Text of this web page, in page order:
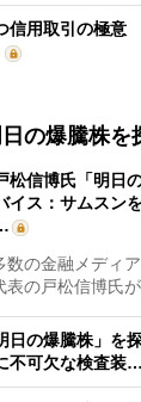
信用取引の極
の爆騰株を
松信博氏「明日
イス：サムスン
の金融メディ
表の戸松信博氏
日の爆騰株」を
不可欠な検査装…